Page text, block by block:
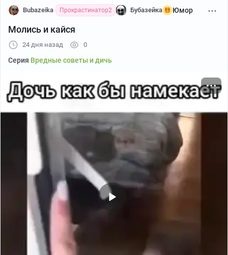
Bubazeika Прокрастинатор2 Бубазейка Юмор
Молись и кайся
24 дня назад 0
Серия Вредные советы и дичь